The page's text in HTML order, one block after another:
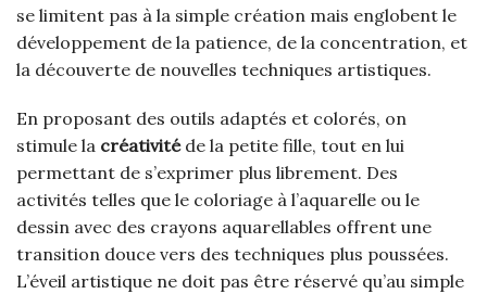
se limitent pas à la simple création mais englobent le
développement de la patience, de la concentration, et
la découverte de nouvelles techniques artistiques.
En proposant des outils adaptés et colorés, on
stimule la créativitéde la petite fille, tout en lui
permettant de s’exprimer plus librement. Des
activités telles que le coloriage à l’aquarelle ou le
dessin avec des crayons aquarellables offrent une
transition douce vers des techniques plus poussées.
L’éveil artistique ne doit pas être réservé qu’au simple